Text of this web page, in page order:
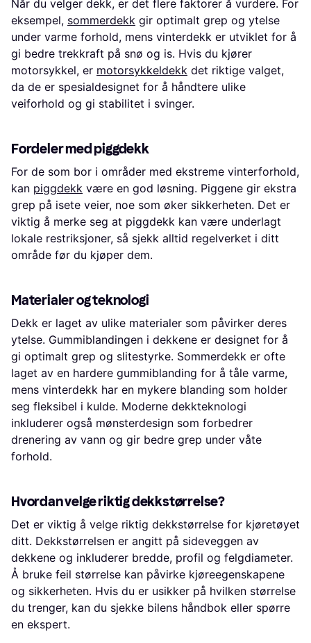
Når du velger dekk, er det flere faktorer å vurdere. For
eksempel, sommerdekk gir optimalt grep og ytelse
under varme forhold, mens vinterdekk er utviklet for å
gi bedre trekkraft på snø og is. Hvis du kjører
motorsykkel, er motorsykkeldekk det riktige valget,
da de er spesialdesignet for å håndtere ulike
veiforhold og gi stabilitet i svinger.
Fordeler med piggdekk
For de som bor i områder med ekstreme vinterforhold,
kan piggdekk være en god løsning. Piggene gir ekstra
grep på isete veier, noe som øker sikkerheten. Det er
viktig å merke seg at piggdekk kan være underlagt
lokale restriksjoner, så sjekk alltid regelverket i ditt
område før du kjøper dem.
Materialer og teknologi
Dekk er laget av ulike materialer som påvirker deres
ytelse. Gummiblandingen i dekkene er designet for å
gi optimalt grep og slitestyrke. Sommerdekk er ofte
laget av en hardere gummiblanding for å tåle varme,
mens vinterdekk har en mykere blanding som holder
seg fleksibel i kulde. Moderne dekkteknologi
inkluderer også mønsterdesign som forbedrer
drenering av vann og gir bedre grep under våte
forhold.
Hvordan velge riktig dekkstørrelse?
Det er viktig å velge riktig dekkstørrelse for kjøretøyet
ditt. Dekkstørrelsen er angitt på sideveggen av
dekkene og inkluderer bredde, profil og felgdiameter.
Å bruke feil størrelse kan påvirke kjøreegenskapene
og sikkerheten. Hvis du er usikker på hvilken størrelse
du trenger, kan du sjekke bilens håndbok eller spørre
en ekspert.